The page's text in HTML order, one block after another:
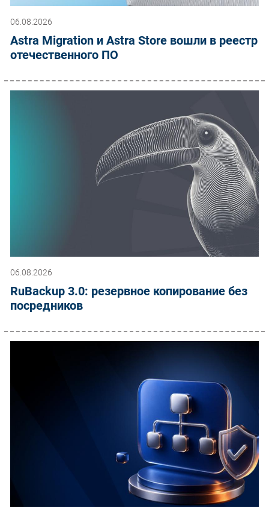
06.08.2026
Astra Migration и Astra Store вошли в реестр
отечественного ПО
06.08.2026
RuBackup 3.0: резервное копирование без
посредников